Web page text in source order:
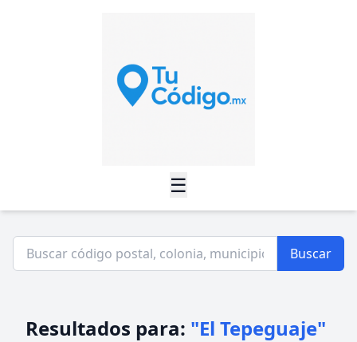
☰
Buscar
Resultados para: "El Tepeguaje"